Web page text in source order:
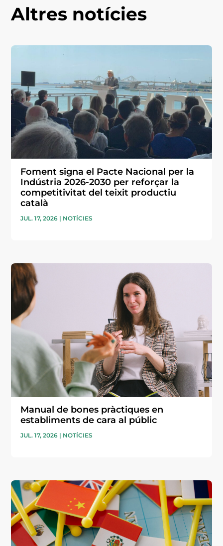
Altres notícies
Foment signa el Pacte Nacional per la
Indústria 2026-2030 per reforçar la
competitivitat del teixit productiu
català
JUL. 17, 2026 | NOTÍCIES
Manual de bones pràctiques en
establiments de cara al públic
JUL. 17, 2026 | NOTÍCIES